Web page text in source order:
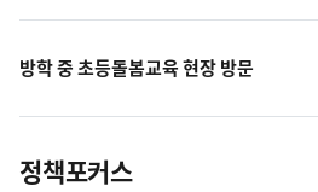
방학 중 초등돌봄교육 현장 방문
정책포커스